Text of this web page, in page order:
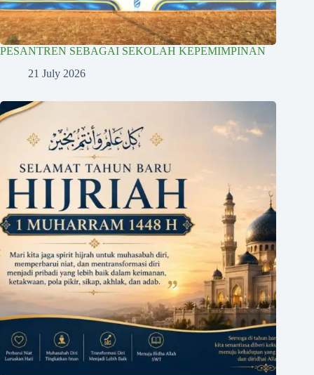
PESANTREN SEBAGAI SEKOLAH KEPEMIMPINAN
21 July 2026